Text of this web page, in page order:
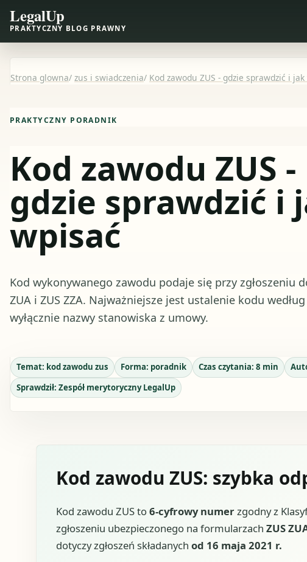
LegalUp
PRAKTYCZNY BLOG PRAWNY
Strona glowna/ zus i swiadczenia/ Kod zawodu ZUS - gdzie sprawdzić i
PRAKTYCZNY PORADNIK
Kod zawodu ZUS -
gdzie sprawdzić i
wpisać
Kod wykonywanego zawodu podaje się przy zgłoszeniu
ZUA i ZUS ZZA. Najważniejsze jest ustalenie kodu
wyłącznie nazwy stanowiska z umowy.
Temat: kod zawodu zus Forma: poradnik Czas czytania: 8 min
Sprawdził: Zespół merytoryczny LegalUp
Kod zawodu ZUS: szybka
Kod zawodu ZUS to6-cyfrowy numerzgodny z
zgłoszeniu ubezpieczonego na formularzach ZUS
dotyczy zgłoszeń składanych od 16 maja 2021 r.